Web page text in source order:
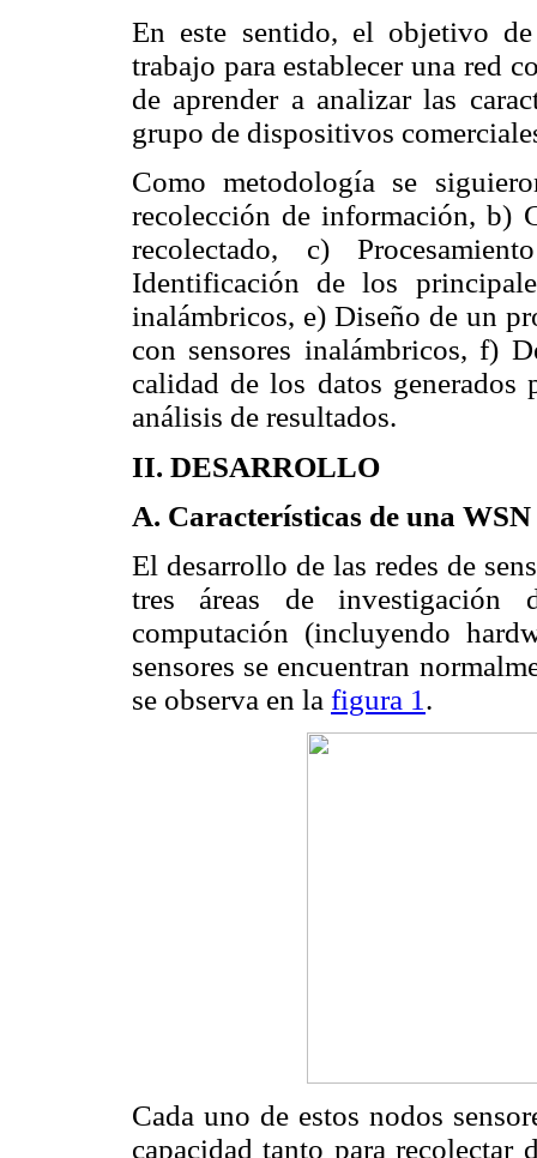
En este sentido, el objetivo
trabajo para establecer una red
de aprender a analizar las
grupo de dispositivos
Como metodología se
recolección de información, b)
recolectado, c)
Identificación de los
inalámbricos, e) Diseño de un
con sensores inalámbricos, f)
calidad de los datos generados
análisis de resultados.
II. DESARROLLO
A. Características de una WSN
El desarrollo de las redes de
tres áreas de investigación
computación (incluyendo
sensores se encuentran
se observa en la figura 1 .
Cada uno de estos nodos
capacidad tanto para recolectar